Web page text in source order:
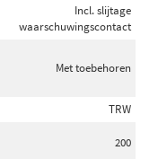
Incl. slijtage
waarschuwingscontact
Met toebehoren
TRW
200